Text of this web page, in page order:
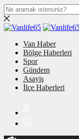
Van Haber
Bölge Haberleri
Spor
Gündem
Asayiş
İlçe Haberleri